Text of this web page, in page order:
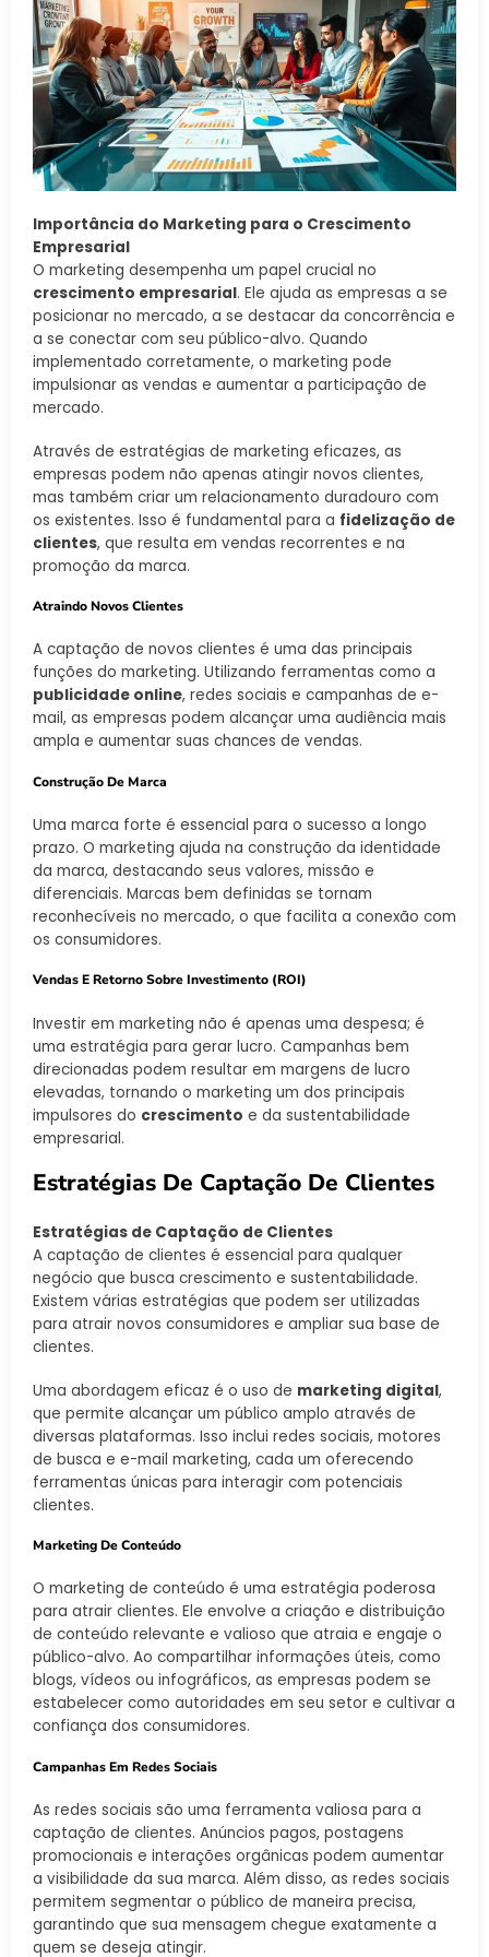
Importância do Marketing para o Crescimento
Empresarial
O marketing desempenha um papel crucial no
crescimento empresarial. Ele ajuda as empresas a se
posicionar no mercado, a se destacar da concorrência e
a se conectar com seu público-alvo. Quando
implementado corretamente, o marketing pode
impulsionar as vendas e aumentar a participação de
mercado.
Através de estratégias de marketing eficazes, as
empresas podem não apenas atingir novos clientes,
mas também criar um relacionamento duradouro com
os existentes. Isso é fundamental para a fidelização de
clientes, que resulta em vendas recorrentes e na
promoção da marca.
Atraindo Novos Clientes
A captação de novos clientes é uma das principais
funções do marketing. Utilizando ferramentas como a
publicidade online, redes sociais e campanhas de e-
mail, as empresas podem alcançar uma audiência mais
ampla e aumentar suas chances de vendas.
Construção De Marca
Uma marca forte é essencial para o sucesso a longo
prazo. O marketing ajuda na construção da identidade
da marca, destacando seus valores, missão e
diferenciais. Marcas bem definidas se tornam
reconhecíveis no mercado, o que facilita a conexão com
os consumidores.
Vendas E Retorno Sobre Investimento (ROI)
Investir em marketing não é apenas uma despesa; é
uma estratégia para gerar lucro. Campanhas bem
direcionadas podem resultar em margens de lucro
elevadas, tornando o marketing um dos principais
impulsores do crescimento e da sustentabilidade
empresarial.
Estratégias De Captação De Clientes
Estratégias de Captação de Clientes
A captação de clientes é essencial para qualquer
negócio que busca crescimento e sustentabilidade.
Existem várias estratégias que podem ser utilizadas
para atrair novos consumidores e ampliar sua base de
clientes.
Uma abordagem eficaz é o uso de marketing digital,
que permite alcançar um público amplo através de
diversas plataformas. Isso inclui redes sociais, motores
de busca e e-mail marketing, cada um oferecendo
ferramentas únicas para interagir com potenciais
clientes.
Marketing De Conteúdo
O marketing de conteúdo é uma estratégia poderosa
para atrair clientes. Ele envolve a criação e distribuição
de conteúdo relevante e valioso que atraia e engaje o
público-alvo. Ao compartilhar informações úteis, como
blogs, vídeos ou infográficos, as empresas podem se
estabelecer como autoridades em seu setor e cultivar a
confiança dos consumidores.
Campanhas Em Redes Sociais
As redes sociais são uma ferramenta valiosa para a
captação de clientes. Anúncios pagos, postagens
promocionais e interações orgânicas podem aumentar
a visibilidade da sua marca. Além disso, as redes sociais
permitem segmentar o público de maneira precisa,
garantindo que sua mensagem chegue exatamente a
quem se deseja atingir.